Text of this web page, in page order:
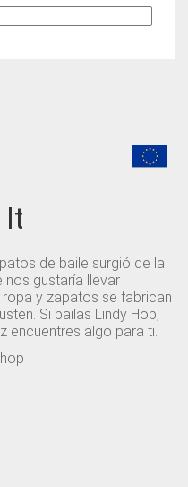
It
de baile surgió de la
gustaría llevar
y zapatos se fabrican
Si bailas Lindy Hop,
encuentres algo para ti.